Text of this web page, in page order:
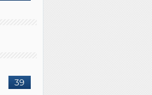
39